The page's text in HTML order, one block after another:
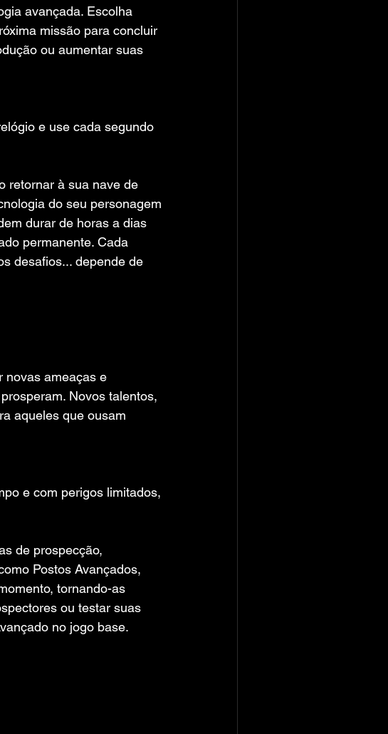
avançada. Escolha
missão para concluir
ou aumentar suas
e use cada segundo
retornar à sua nave de
do seu personagem
durar de horas a dias
permanente. Cada
desafios... depende de
novas ameaças e
Novos talentos,
aqueles que ousam
e com perigos limitados,
de prospecção,
Postos Avançados,
tornando-as
ou testar suas
no jogo base.